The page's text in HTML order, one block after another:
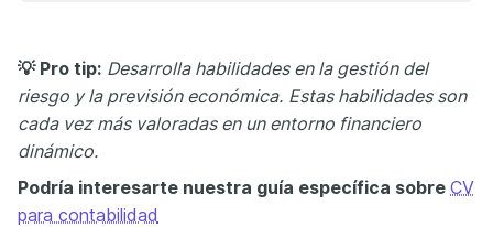
💡 Pro tip: Desarrolla habilidades en la gestión del
riesgo y la previsión económica. Estas habilidades son
cada vez más valoradas en un entorno financiero
dinámico.
Podría interesarte nuestra guía específica sobre CV
para contabilidad